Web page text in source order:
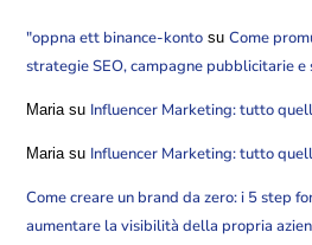
"oppna ett binance-konto suCome
strategie SEO, campagne pubblicitarie e
Maria su Influencer Marketing: tutto
Maria su Influencer Marketing: tutto
Come creare un brand da zero: i 5 step
aumentare la visibilità della propria